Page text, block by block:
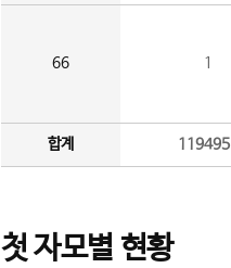
66 1
합계
첫 자모별 현황